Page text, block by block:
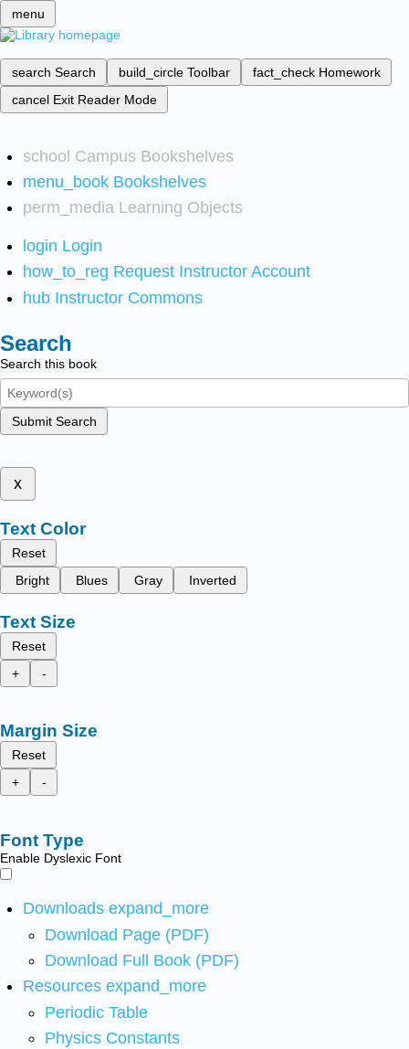
menu
search Search build_circle Toolbar fact_check Homework
cancel Exit Reader Mode
school Campus Bookshelves
menu_book Bookshelves
perm_media Learning Objects
login Login
how_to_reg Request Instructor Account
hub Instructor Commons
Search
Search this book
Submit Search
x
Text Color
Reset
Bright
Blues Gray Inverted
Text Size
Reset
+
-
Margin Size
Reset
+
-
Font Type
Enable Dyslexic Font
Downloads expand_more
Download Page (PDF)
Download Full Book (PDF)
Resources expand_more
Periodic Table
Physics Constants